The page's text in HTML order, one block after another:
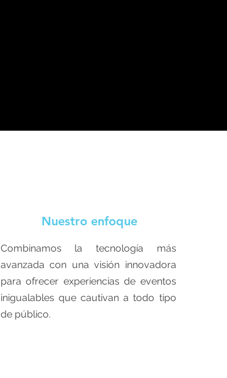
Nuestro enfoque
Combinamos la tecnología más
avanzada con una visión innovadora
para ofrecer experiencias de eventos
inigualables que cautivan a todo tipo
de público.